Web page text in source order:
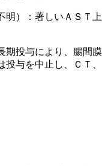
）：著しいＡＳＴ
投与により、腸間
与を中止し、Ｃ